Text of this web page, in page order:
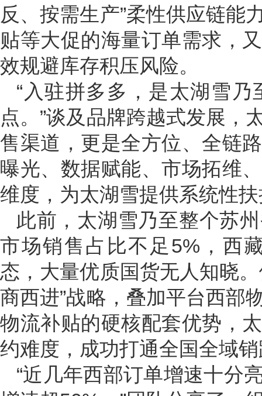
反、按需生产”柔性供应链能
贴等大促的海量订单需求，
效规避库存积压风险。
“入驻拼多多，是太湖雪
点。”谈及品牌跨越式发展，
售渠道，更是全方位、全链
曝光、数据赋能、市场拓维
维度，为太湖雪提供系统性
此前，太湖雪乃至整个苏
市场销售占比不足5%，西
态，大量优质国货无人知晓
商西进”战略，叠加平台西部
物流补贴的硬核配套优势，
约难度，成功打通全国全域
“近几年西部订单增速十分